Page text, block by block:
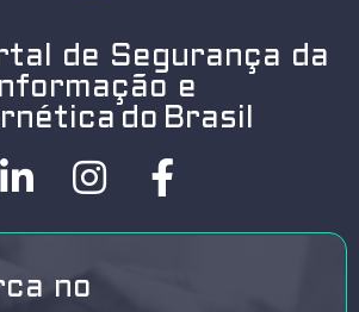
de Segurança da
Informação e
do Brasil
no